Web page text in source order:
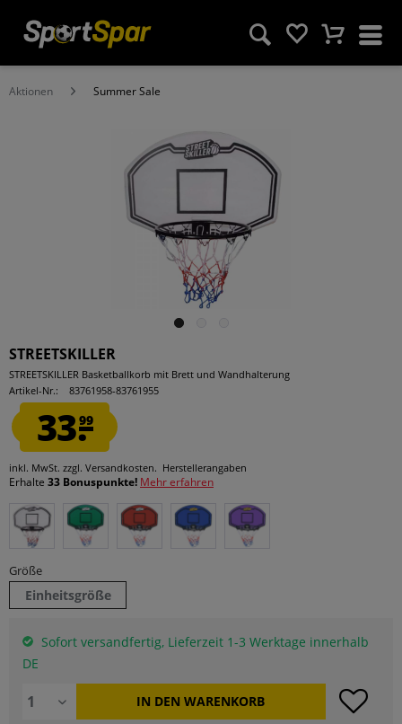
Aktionen Summer Sale
STREETSKILLER
STREETSKILLER Basketballkorb mit Brett und Wandhalterung
Artikel-Nr.:
83761958-83761955
33.99
inkl. MwSt. zzgl. Versandkosten. Herstellerangaben
Erhalte 33 Bonuspunkte! Mehr erfahren
Größe
Einheitsgröße
Sofort versandfertig, Lieferzeit 1-3 Werktage innerhalb
DE
IN DEN WARENKORB